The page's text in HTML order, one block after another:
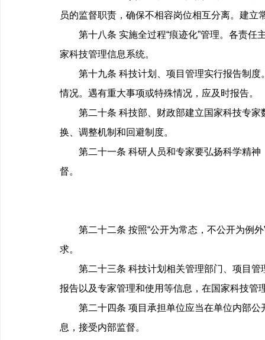
员的监督职责，确保不相容岗位相互分离。建
第十八条 实施全过程“痕迹化”管理。各责任
家科技管理信息系统。
第十九条 科技计划、项目管理实行报告制度
情况。遇有重大事项或特殊情况，应及时报告。
第二十条 科技部、财政部建立国家科技专家
换、调整机制和回避制度。
第二十一条 科研人员和专家要弘扬科学精神
督。
第二十二条 按照“公开为常态，不公开为例外
求。
第二十三条 科技计划相关管理部门、项目管
报告以及专家管理和使用等信息，在国家科技管
第二十四条 项目承担单位应当在单位内部公
息，接受内部监督。